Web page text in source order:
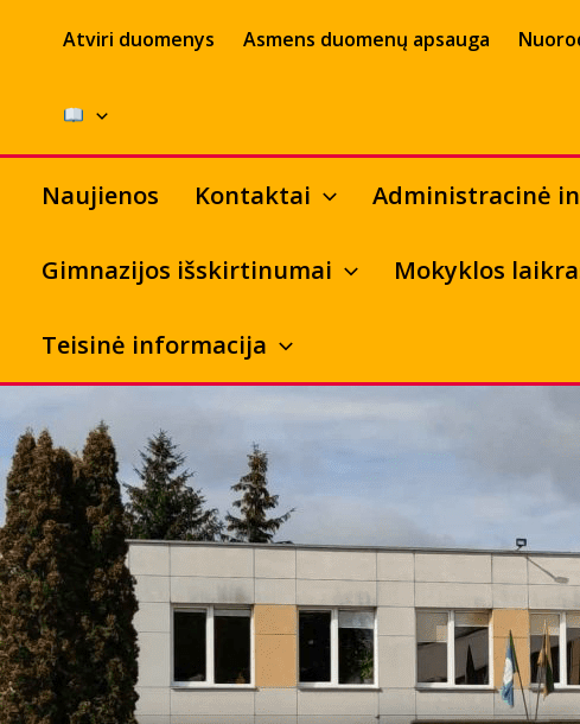
Atviri duomenys Asmens duomenų apsauga
Naujienos Kontaktai Administracinė
Gimnazijos išskirtinumai Mokyklos
Teisinė informacija